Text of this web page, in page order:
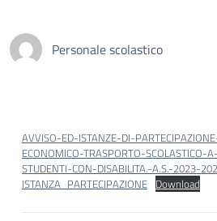
Personale scolastico
AVVISO-ED-ISTANZE-DI-
ECONOMICO-TRASPORTO-
STUDENTI-CON-DISABILITA.-A.S.-2023-
ISTANZA_PARTECIPAZIONE Download